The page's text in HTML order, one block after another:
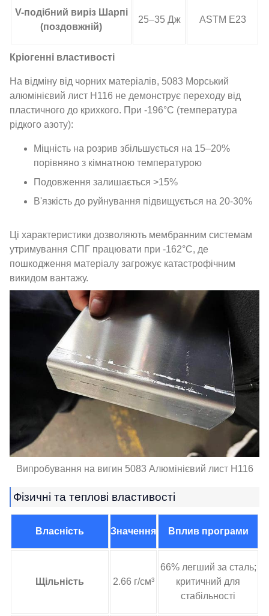
V-подібний виріз Шарпі
(поздовжній)
25–35 Дж ASTM E23
Кріогенні властивості
На відміну від чорних матеріалів, 5083 Морський
алюмінієвий лист H116 не демонструє переходу від
пластичного до крихкого. При -196°C (температура
рідкого азоту):
Міцність на розрив збільшується на 15–20%
порівняно з кімнатною температурою
Подовження залишається >15%
В'язкість до руйнування підвищується на 20-30%
Ці характеристики дозволяють мембранним системам
утримування СПГ працювати при -162°C, де
пошкодження матеріалу загрожує катастрофічним
викидом вантажу.
Випробування на вигин 5083 Алюмінієвий лист H116
Фізичні та теплові властивості
Власність Значення Вплив програми
Щільність 2.66 г/см³
66% легший за сталь;
критичний для
стабільності